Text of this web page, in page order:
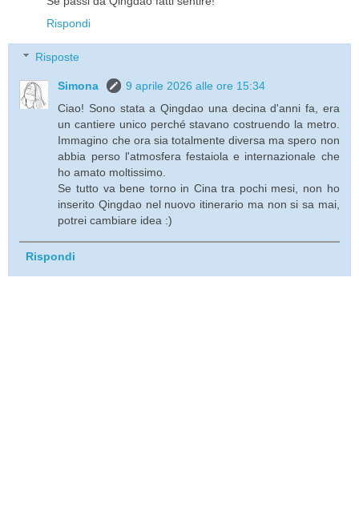
Rispondi
Risposte
Simona
9 aprile 2026 alle ore 15:34
Ciao! Sono stata a Qingdao una decina d'anni fa, era
un cantiere unico perché stavano costruendo la metro.
Immagino che ora sia totalmente diversa ma spero non
abbia perso l'atmosfera festaiola e internazionale che
ho amato moltissimo.
Se tutto va bene torno in Cina tra pochi mesi, non ho
inserito Qingdao nel nuovo itinerario ma non si sa mai,
potrei cambiare idea :)
Rispondi